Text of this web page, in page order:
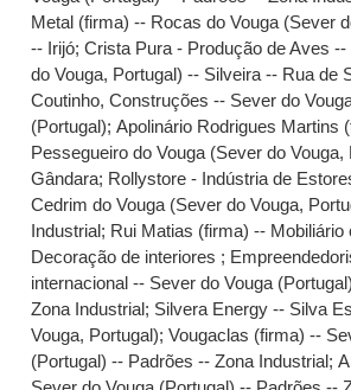
Metal (firma) -- Rocas do Vouga (Sever
-- Irijó;Crista Pura - Produção de Aves --
do Vouga, Portugal) -- Silveira -- Rua de
Coutinho, Construções -- Sever do
(Portugal);Apolinário Rodrigues Martins
Pessegueiro do Vouga (Sever do Vouga,
Gândara; Rollystore - Indústria de
Cedrim do Vouga (Sever do Vouga,
Industrial; Rui Matias (firma) -- Mobiliário
Decoração de interiores ;
internacional -- Sever do Vouga
Zona Industrial; Silvera Energy -- Silva
Vouga, Portugal);Vougaclas (firma) --
(Portugal) -- Padrões -- Zona Industrial;